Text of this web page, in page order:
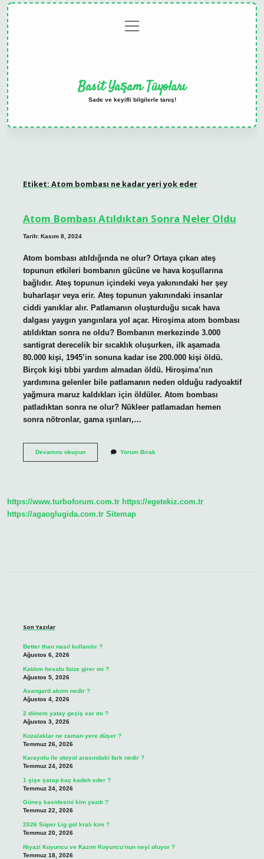
menüyü
aç
Basit Yaşam Tüyoları
Sade ve keyifli bilgilerle tanış!
Etiket: Atom bombası ne kadar yeri yok eder
Atom Bombası Atıldıktan Sonra Neler Oldu
Tarih: Kasım 8, 2024
Atom bombası atıldığında ne olur? Ortaya çıkan ateş
topunun etkileri bombanın gücüne ve hava koşullarına
bağlıdır. Ateş topunun içindeki veya yakınındaki her şey
buharlaşır veya erir. Ateş topunun yakınındaki insanlar
ciddi yanıklar alır. Patlamanın oluşturduğu sıcak hava
dalgası yaygın yangınlara yol açar. Hiroşima atom bombası
atıldıktan sonra ne oldu? Bombanın merkezinde 3.000
santigrat derecelik bir sıcaklık oluşurken, ilk aşamada
80.000 kişi, 1945’in sonuna kadar ise 200.000 kişi öldü.
Birçok kişi tıbbi yardım almadan öldü. Hiroşima’nın
yardımına gelenler bile patlamanın neden olduğu radyoaktif
yağmura maruz kaldıkları için öldüler. Atom bombası
patladıktan sonra ne olur? Nükleer patlamadan hemen
sonra nötronlar, gama ışınları,…
Devamını okuyunAtom
Yorum Bırak
https://www.turboforum.com.tr https://egetekiz.com.tr
https://agaoglugida.com.tr Sitemap
Son Yazılar
Better than nasıl kullanılır ?
Ağustos 6, 2026
Katılım hesabı faize girer mi ?
Ağustos 5, 2026
Avangard akımı nedir ?
Ağustos 4, 2026
2 dönem yatay geçiş var mı ?
Ağustos 3, 2026
Kozalaklar ne zaman yere düşer ?
Temmuz 26, 2026
Karayolu ile otoyol arasındaki fark nedir ?
Temmuz 24, 2026
1 şişe şarap kaç kadeh eder ?
Temmuz 24, 2026
Güneş kasidesini kim yazdı ?
Temmuz 22, 2026
2026 Süper Lig gol kralı kim ?
Temmuz 20, 2026
Niyazi Koyuncu ve Kazım Koyuncu’nun neyi oluyor ?
Temmuz 18, 2026